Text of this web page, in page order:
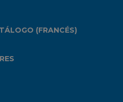
(FRANCÉS)